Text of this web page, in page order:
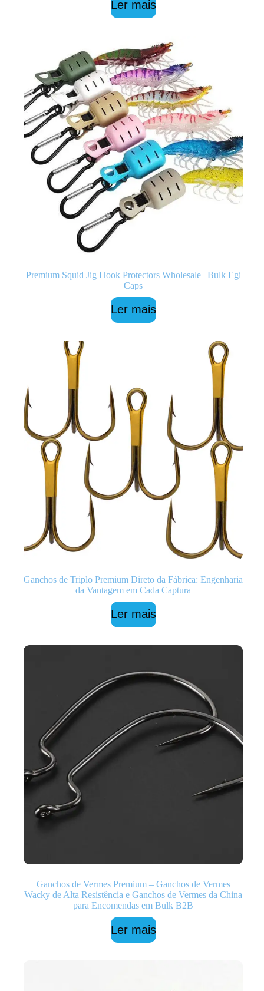
Ler mais
Premium Squid Jig Hook Protectors Wholesale | Bulk Egi
Caps
Ler mais
Ganchos de Triplo Premium Direto da Fábrica: Engenharia
da Vantagem em Cada Captura
Ler mais
Ganchos de Vermes Premium – Ganchos de Vermes
Wacky de Alta Resistência e Ganchos de Vermes da China
para Encomendas em Bulk B2B
Ler mais